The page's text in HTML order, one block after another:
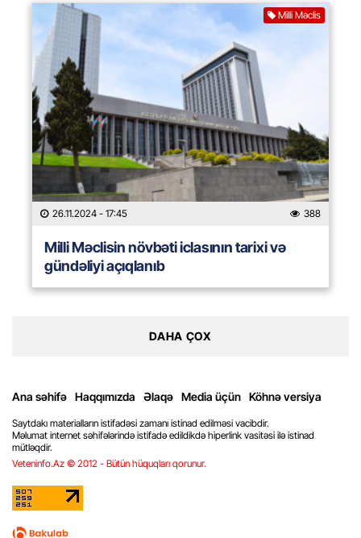
Milli Məclis
26.11.2024 - 17:45 388
Milli Məclisin növbəti iclasının tarixi və
gündəliyi açıqlanıb
DAHA ÇOX
Ana səhifə Haqqımızda Əlaqə Media üçün Köhnə versiya
Saytdakı materialların istifadəsi zamanı istinad edilməsi vacibdir.
Məlumat internet səhifələrində istifadə edildikdə hiperlink vasitəsi ilə istinad
mütləqdir.
Veteninfo.Az © 2012 - Bütün hüquqları qorunur.